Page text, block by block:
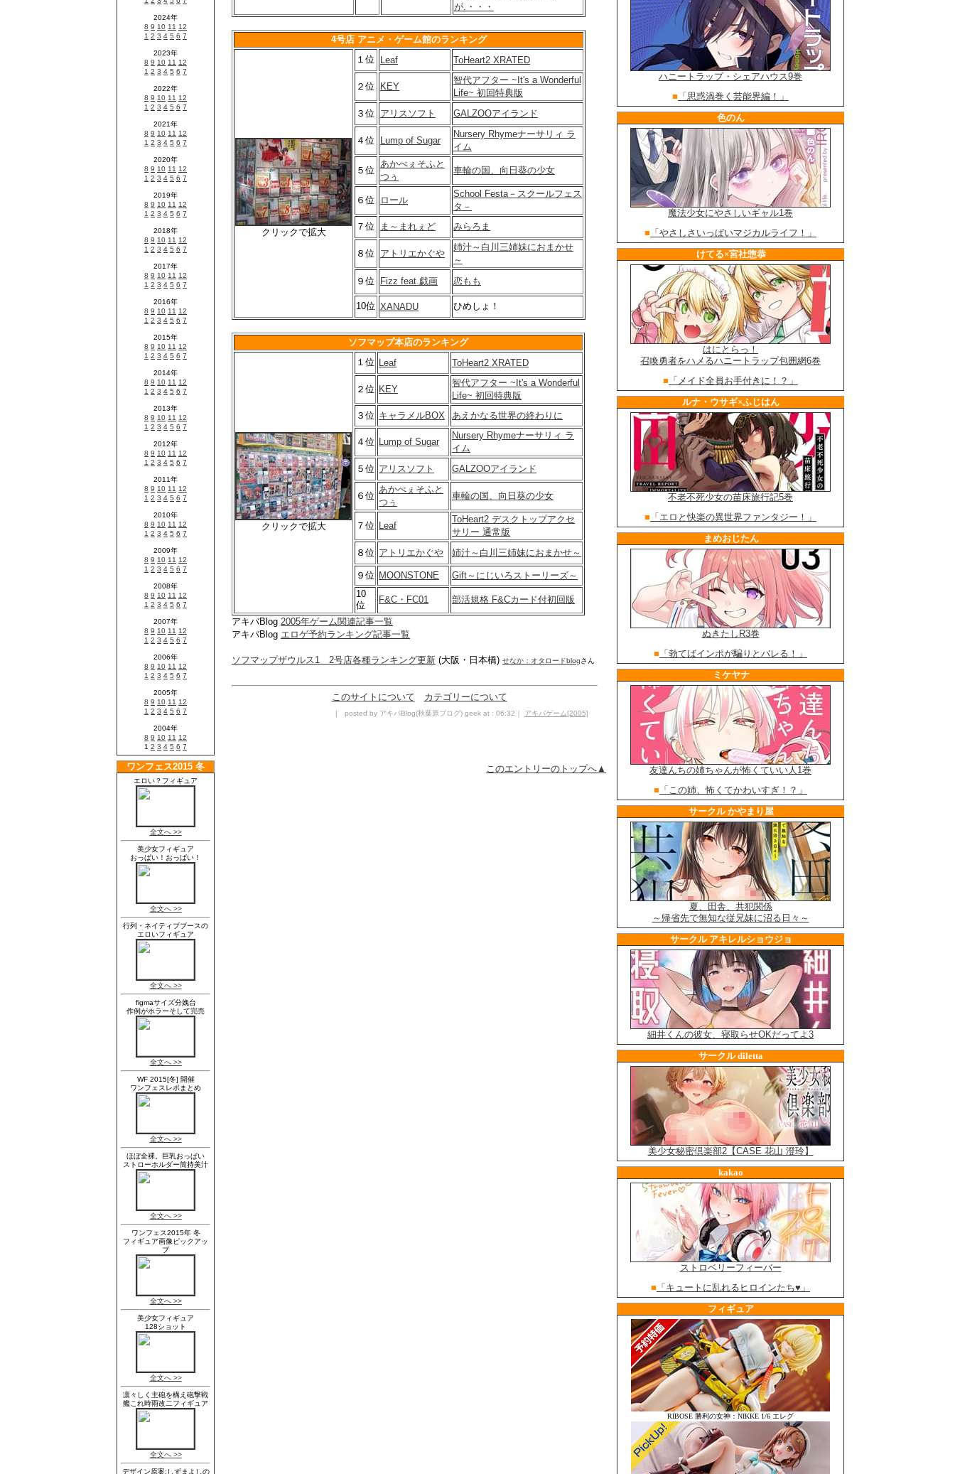
が.・・・
4号店 アニメ・ゲーム館のランキング
クリックで拡大
１位 Leaf ToHeart2 XRATED
２位 KEY
智代アフター ~It's a Wonderful
Life~ 初回特典版
３位
アリスソフト GALZOOアイランド
４位 Lump of Sugar
Nursery Rhymeナーサリィ ラ
イム
５位
あかべぇそふと
つぅ
車輪の国、向日葵の少女
６位 ロール
School Festa－スクールフェス
タ－
７位
ま～まれぇど みらろま
８位 アトリエかぐや
姉汁～白川三姉妹におまかせ
～
９位
Fizz feat.戯画 恋もも
10位 XANADU ひめしょ！
ソフマップ本店のランキング
クリックで拡大
１位 Leaf ToHeart2 XRATED
２位 KEY
智代アフター ~It's a Wonderful
Life~ 初回特典版
３位 キャラメルBOX あえかなる世界の終わりに
４位 Lump of Sugar
Nursery Rhymeナーサリィ ラ
イム
５位 アリスソフト GALZOOアイランド
６位
あかべぇそふと
つぅ
車輪の国、向日葵の少女
７位 Leaf
ToHeart2 デスクトップアクセ
サリー 通常版
８位 アトリエかぐや 姉汁～白川三姉妹におまかせ～
９位 MOONSTONE
Gift～にじいろストーリーズ～
10
位
F&C・FC01 部活規格 F&Cカード付初回版
アキバBlog 2005年ゲーム関連記事一覧
アキバBlog エロゲ予約ランキング記事一覧
ソフマップザウルス1 2号店各種ランキング更新 (大阪・日本橋) せなか：オタロードblogさん
このサイトについて カテゴリーについて
| posted by アキバBlog(秋葉原ブログ) geek at : 06:32｜ アキバゲーム[2005]
このエントリーのトップへ▲